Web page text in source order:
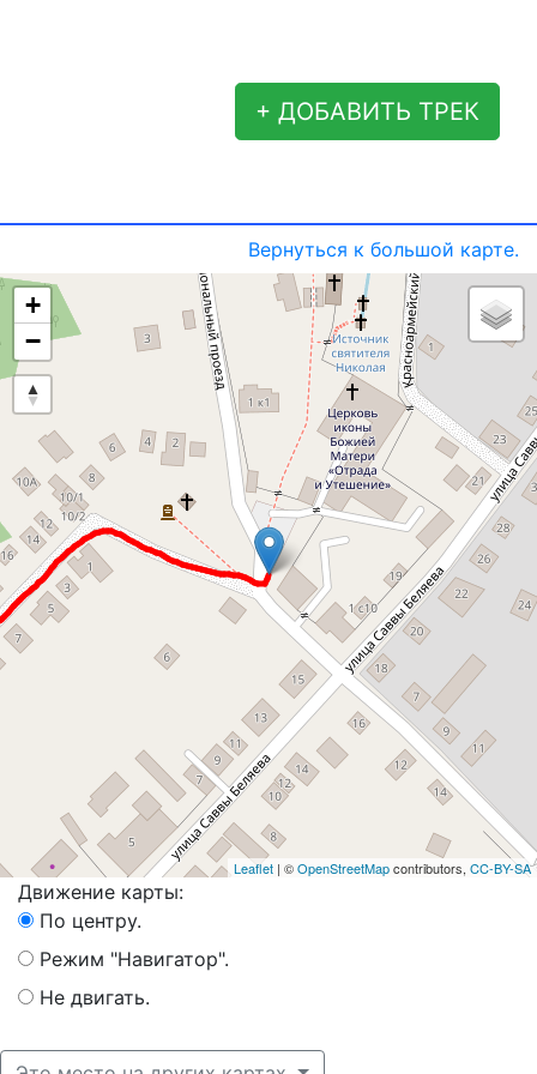
+ ДОБАВИТЬ ТРЕК
Вернуться к большой карте.
+
−
Leaflet | ©OpenStreetMapcontributors, CC-BY-SA
Движение карты:
По центру.
Режим "Навигатор".
Не двигать.